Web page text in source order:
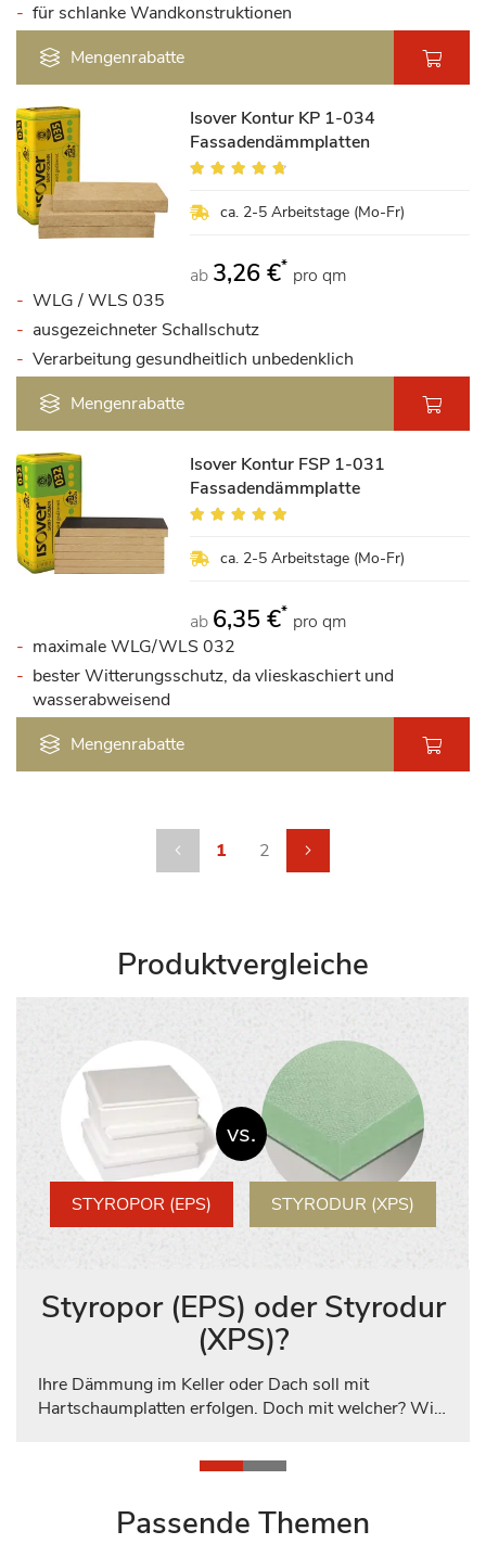
für schlanke Wandkonstruktionen
Mengenrabatte
Isover Kontur KP 1-034
Fassadendämmplatten
Bewertung:
ca. 2-5 Arbeitstage (Mo-Fr)
ab 3,26 €* pro qm
WLG / WLS 035
ausgezeichneter Schallschutz
Verarbeitung gesundheitlich unbedenklich
Mengenrabatte
Isover Kontur FSP 1-031
Fassadendämmplatte
Bewertung:
ca. 2-5 Arbeitstage (Mo-Fr)
ab 6,35 €* pro qm
maximale WLG/WLS 032
bester Witterungsschutz, da vlieskaschiert und
wasserabweisend
Mengenrabatte
Seite
Seite
ZurückSie lesen gerade die Seite
1 Seite
2
Produktvergleiche
STYROPOR (EPS)
vs.
STYRODUR (XPS)
Styropor (EPS) oder Styrodur
(XPS)?
Ihre Dämmung im Keller oder Dach soll mit
Hartschaumplatten erfolgen. Doch mit welcher? Wir
indem wir wichtige Merkmal vergleichen und durch
Sie schnell und effizient eine fundierte Entscheidung
Passende Themen